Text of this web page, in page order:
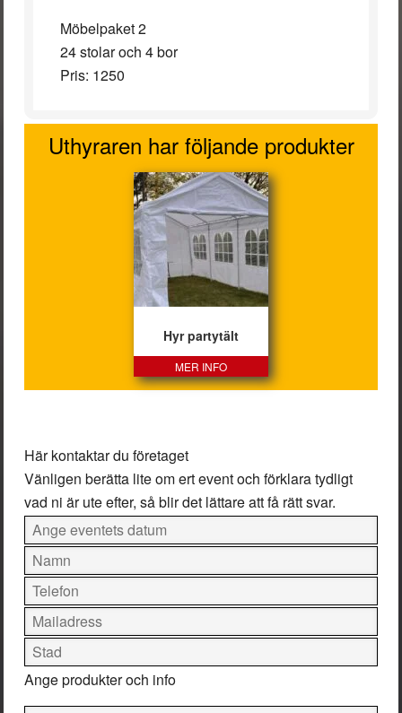
Möbelpaket 2
24 stolar och 4 bor
Pris: 1250
Uthyraren har följande produkter
Hyr partytält
MER INFO
Här kontaktar du företaget
Vänligen berätta lite om ert event och förklara tydligt
vad ni är ute efter, så blir det lättare att få rätt svar.
Ange produkter och info